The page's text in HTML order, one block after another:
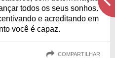
todos os seus sonhos.
e acreditando em
você é capaz.
COMPARTILHAR